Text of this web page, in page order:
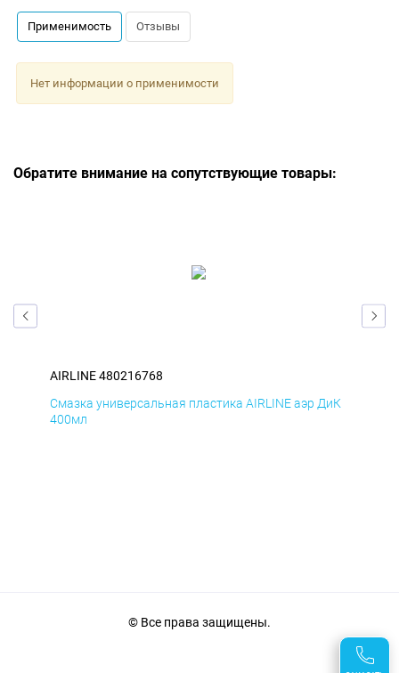
Применимость Отзывы
Нет информации о применимости
Обратите внимание на сопутствующие товары:
AIRLINE 480216768
Смазка универсальная пластика AIRLINE аэр ДиК
400мл
© Все права защищены.